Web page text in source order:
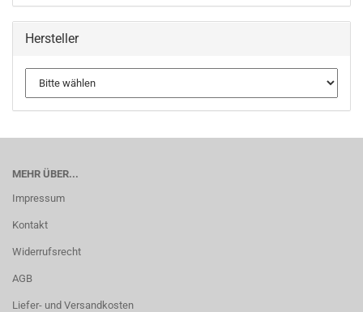
Hersteller
MEHR ÜBER...
Impressum
Kontakt
Widerrufsrecht
AGB
Liefer- und Versandkosten